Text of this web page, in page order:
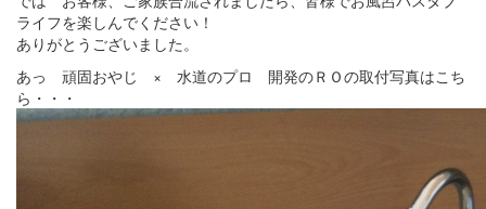
ライフを楽しんでください！
ありがとうございました。
あっ 頑固おやじ × 水道のプロ 開発のＲＯの取付写真はこち
ら・・・